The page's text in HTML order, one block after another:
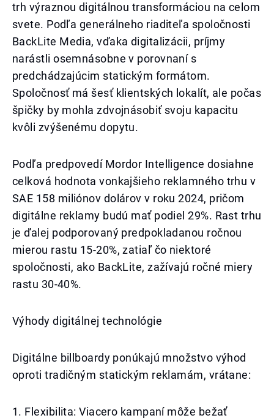
trh výraznou digitálnou transformáciou na celom
svete. Podľa generálneho riaditeľa spoločnosti
BackLite Media, vďaka digitalizácii, príjmy
narástli osemnásobne v porovnaní s
predchádzajúcim statickým formátom.
Spoločnosť má šesť klientských lokalít, ale počas
špičky by mohla zdvojnásobiť svoju kapacitu
kvôli zvýšenému dopytu.
Podľa predpovedí Mordor Intelligence dosiahne
celková hodnota vonkajšieho reklamného trhu v
SAE 158 miliónov dolárov v roku 2024, pričom
digitálne reklamy budú mať podiel 29%. Rast trhu
je ďalej podporovaný predpokladanou ročnou
mierou rastu 15-20%, zatiaľ čo niektoré
spoločnosti, ako BackLite, zažívajú ročné miery
rastu 30-40%.
Výhody digitálnej technológie
Digitálne billboardy ponúkajú množstvo výhod
oproti tradičným statickým reklamám, vrátane:
1. Flexibilita: Viacero kampaní môže bežať